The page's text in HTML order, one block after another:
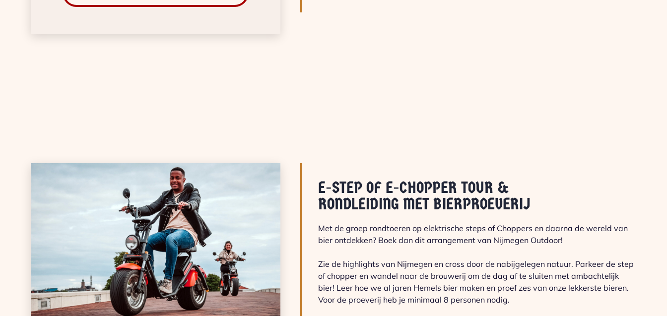
E-STEP OF E-CHOPPER TOUR &
RONDLEIDING MET BIERPROEVERIJ
Met de groep rondtoeren op elektrische steps of Choppers en daarna de wereld van
bier ontdekken? Boek dan dit arrangement van Nijmegen Outdoor!
Zie de highlights van Nijmegen en cross door de nabijgelegen natuur. Parkeer de step
of chopper en wandel naar de brouwerij om de dag af te sluiten met ambachtelijk
bier! Leer hoe we al jaren Hemels bier maken en proef zes van onze lekkerste bieren.
Voor de proeverij heb je minimaal 8 personen nodig.